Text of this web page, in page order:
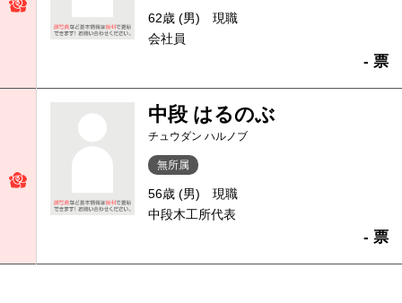
62歳 (男)
現職
会社員
- 票
中段 はるのぶ
チュウダン ハルノブ
無所属
56歳 (男)
現職
中段木工所代表
- 票